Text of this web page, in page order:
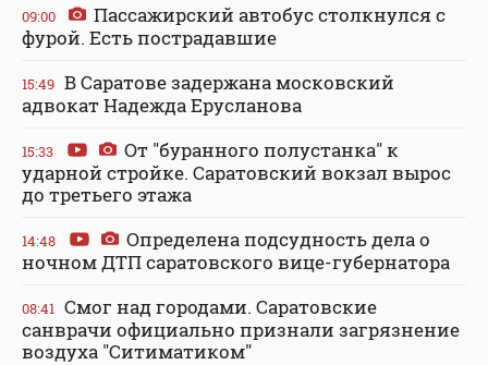
09:00
Пассажирский автобус столкнулся с
фурой. Есть пострадавшие
15:49 В Саратове задержана московский
адвокат Надежда Ерусланова
15:33
От "буранного полустанка" к
ударной стройке. Саратовский вокзал вырос
до третьего этажа
14:48
Определена подсудность дела о
ночном ДТП саратовского вице-губернатора
08:41 Смог над городами. Саратовские
санврачи официально признали загрязнение
воздуха "Ситиматиком"